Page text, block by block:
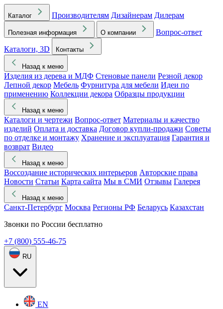
Каталог Производителям Дизайнерам Дилерам
Полезная информация О компании
Вопрос-ответ
Каталоги, 3D
Контакты
Назад к меню
Изделия из дерева и МДФ Стеновые панели Резной декор
Лепной декор Мебель Фурнитура для мебели Идеи по
применению Коллекции декора Образцы продукции
Назад к меню
Каталоги и чертежи Вопрос-ответ Материалы и качество
изделий Оплата и доставка Договор купли-продажи Советы
по отделке и монтажу Хранение и эксплуатация Гарантия и
возврат Видео
Назад к меню
Воссоздание исторических интерьеров Авторские права
Новости Статьи Карта сайта Мы в СМИ Отзывы Галерея
Назад к меню
Санкт-Петербург Москва Регионы РФ Беларусь Казахстан
Звонки по России бесплатно
+7 (800) 555-46-75
RU
EN